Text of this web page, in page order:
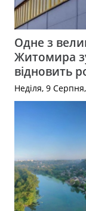
Одне з
Житомира
відновить
Неділя, 9